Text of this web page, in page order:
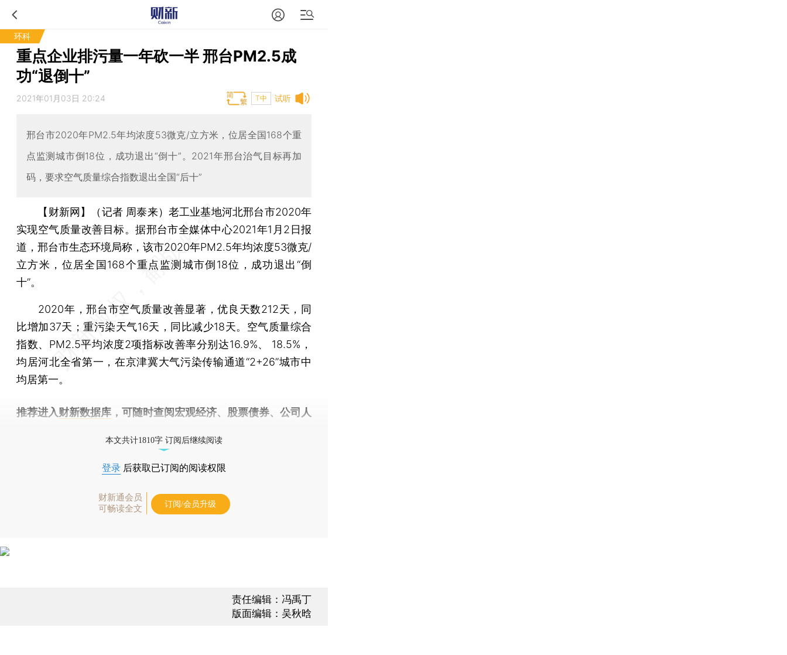
环科
重点企业排污量一年砍一半 邢台PM2.5成
功“退倒十”
试听
2021年01月03日 20:24 T中
邢台市2020年PM2.5年均浓度53微克/立方米，位居全国168个重
点监测城市倒18位，成功退出“倒十”。2021年邢台治气目标再加
码，要求空气质量综合指数退出全国“后十”
【财新网】（记者 周泰来） 老工业基地河北邢台市2020年
实现空气质量改善目标。据邢台市全媒体中心2021年1月2日报
道，邢台市生态环境局称，该市2020年PM2.5年均浓度53微克/
立方米，位居全国168个重点监测城市倒18位，成功退出“倒
十”。
2020年，邢台市空气质量改善显著，优良天数212天，同
比增加37天；重污染天气16天，同比减少18天。空气质量综合
指数、PM2.5平均浓度2项指标改善率分别达16.9%、 18.5%，
均居河北全省第一，在京津冀大气污染传输通道“2+26”城市中
均居第一。
推荐进入财新数据库 ，可随时查阅宏观经济、股票债券、公司人
本文共计1810字 订阅后继续阅读
登录 后获取已订阅的阅读权限
财新通会员
可畅读全文
订阅/会员升级
责任编辑：冯禹丁
版面编辑：吴秋晗